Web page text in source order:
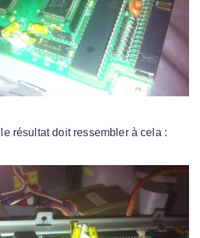
résultat doit ressembler à cela :